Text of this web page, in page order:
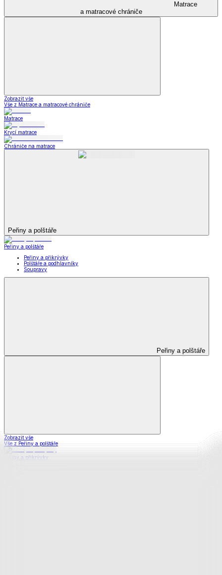
Matrace
a matracové chrániče
Zobrazit vše
Vše z Matrace a matracové chrániče
Matrace
Krycí matrace
Chrániče na matrace
Peřiny a polštáře
Peřiny a polštáře
Peřiny a přikrývky
Polštáře a podhlavníky
Soupravy
Peřiny a polštáře
Zobrazit vše
Vše z Peřiny a polštáře
Peřiny a přikrývky